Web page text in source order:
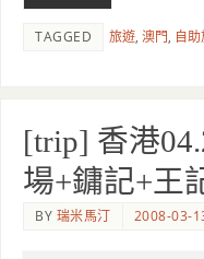
TAGGED 旅遊,澳門, 自
[trip] 香港
場+鏞記+王
BY 瑞米馬汀 2008-03-